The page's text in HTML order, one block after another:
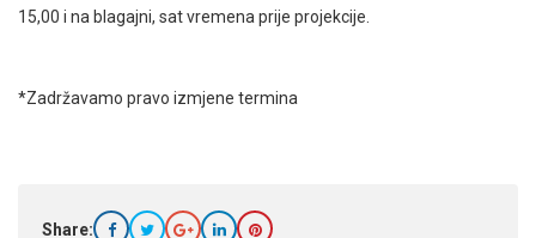
15,00 i na blagajni, sat vremena prije projekcije.
*Zadržavamo pravo izmjene termina
Share: